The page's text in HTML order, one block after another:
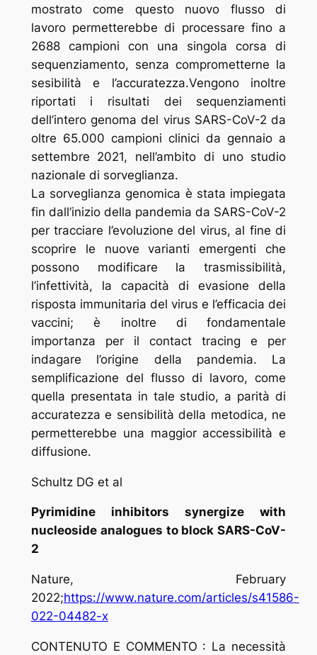
mostrato come questo nuovo flusso di
lavoro permetterebbe di processare fino a
2688 campioni con una singola corsa di
sequenziamento, senza comprometterne la
sesibilità e l’accuratezza.Vengono inoltre
riportati i risultati dei sequenziamenti
dell’intero genoma del virus SARS-CoV-2 da
oltre 65.000 campioni clinici da gennaio a
settembre 2021, nell’ambito di uno studio
nazionale di sorveglianza.
La sorveglianza genomica è stata impiegata
fin dall’inizio della pandemia da SARS-CoV-2
per tracciare l’evoluzione del virus, al fine di
scoprire le nuove varianti emergenti che
possono modificare la trasmissibilità,
l’infettività, la capacità di evasione della
risposta immunitaria del virus e l’efficacia dei
vaccini; è inoltre di fondamentale
importanza per il contact tracing e per
indagare l’origine della pandemia. La
semplificazione del flusso di lavoro, come
quella presentata in tale studio, a parità di
accuratezza e sensibilità della metodica, ne
permetterebbe una maggior accessibilità e
diffusione.
Schultz DG et al
Pyrimidine inhibitors synergize with
nucleoside analogues to block SARS-CoV-
2
Nature, February
2022;https://www.nature.com/articles/s41586-
022-04482-x
CONTENUTO E COMMENTO : La necessità